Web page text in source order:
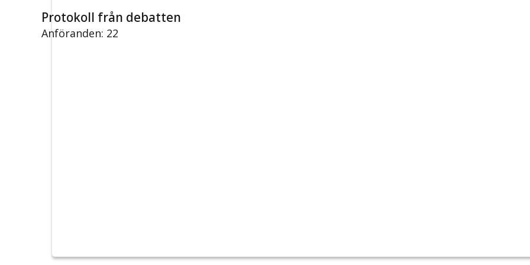
Protokoll från debatten
Anföranden: 22